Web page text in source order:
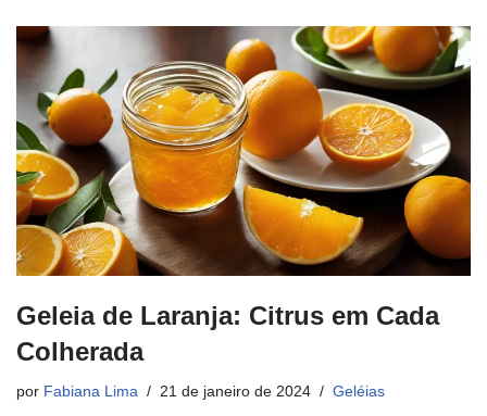
Geleia de Laranja: Citrus em Cada
Colherada
por Fabiana Lima 21 de janeiro de 2024 Geléias